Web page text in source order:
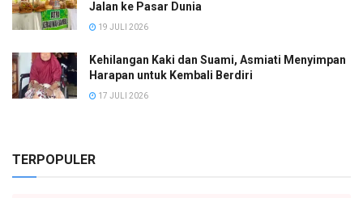
Jalan ke Pasar Dunia
19 JULI 2026
Kehilangan Kaki dan Suami, Asmiati Menyimpan
Harapan untuk Kembali Berdiri
17 JULI 2026
TERPOPULER